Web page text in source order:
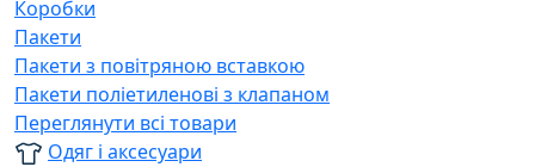
Коробки
Пакети
Пакети з повітряною вставкою
Пакети поліетиленові з клапаном
Переглянути всі товари
Одяг і аксесуари